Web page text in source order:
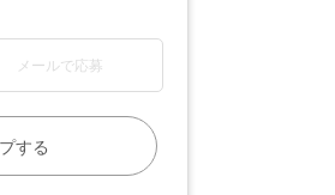
メールで応募
する